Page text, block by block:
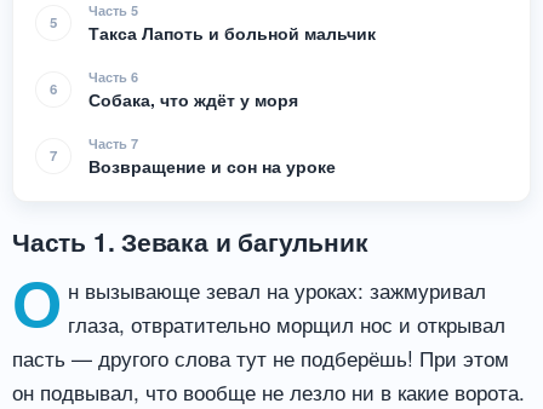
5
Часть 5
Такса Лапоть и больной мальчик
6
Часть 6
Собака, что ждёт у моря
7
Часть 7
Возвращение и сон на уроке
Часть 1. Зевака и багульник
О н вызывающе зевал на уроках: зажмуривал
глаза, отвратительно морщил нос и открывал
пасть — другого слова тут не подберёшь! При этом
он подвывал, что вообще не лезло ни в какие ворота.